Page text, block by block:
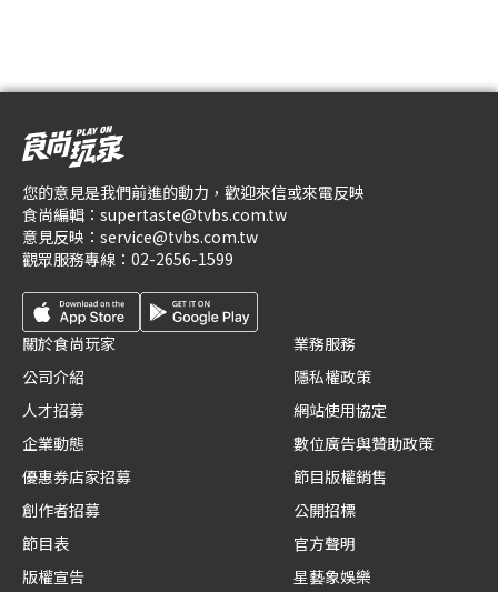
您的意見是我們前進的動力，歡迎來信或來電反映
食尚編輯： supertaste@tvbs.com.tw
意見反映： service@tvbs.com.tw
觀眾服務專線： 02-2656-1599
關於食尚玩家
公司介紹
人才招募
企業動態
優惠券店家招募
創作者招募
節目表
版權宣告
業務服務
隱私權政策
網站使用協定
數位廣告與贊助政策
節目版權銷售
公開招標
官方聲明
星藝象娛樂